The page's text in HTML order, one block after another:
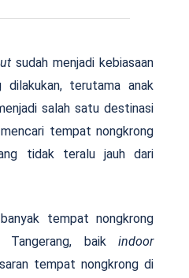
sudah menjadi kebiasaan
dilakukan, terutama anak
salah satu destinasi
tempat nongkrong
tidak teralu jauh dari
tempat nongkrong
Tangerang, baik indoor
tempat nongkrong di